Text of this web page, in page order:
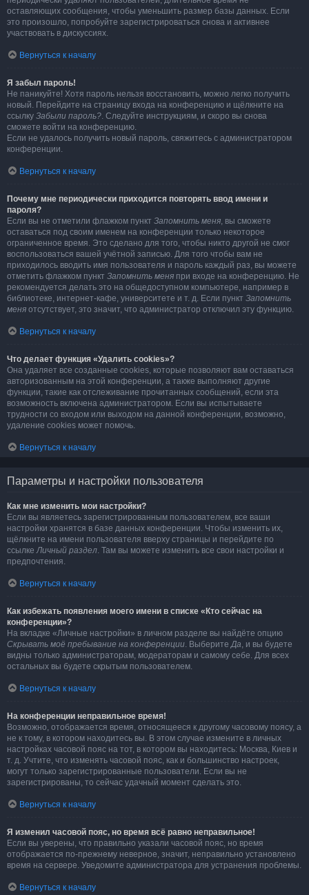
оставляющих сообщения, чтобы уменьшить размер базы данных. Если
это произошло, попробуйте зарегистрироваться снова и активнее
участвовать в дискуссиях.
Вернуться к началу
Я забыл пароль!
Не паникуйте! Хотя пароль нельзя восстановить, можно легко получить
новый. Перейдите на страницу входа на конференцию и щёлкните на
ссылку Забыли пароль?. Следуйте инструкциям, и скоро вы снова
сможете войти на конференцию.
Если не удалось получить новый пароль, свяжитесь с администратором
конференции.
Вернуться к началу
Почему мне периодически приходится повторять ввод имени и
пароля?
Если вы не отметили флажком пункт Запомнить меня, вы сможете
оставаться под своим именем на конференции только некоторое
ограниченное время. Это сделано для того, чтобы никто другой не смог
воспользоваться вашей учётной записью. Для того чтобы вам не
приходилось вводить имя пользователя и пароль каждый раз, вы можете
отметить флажком пункт Запомнить меня при входе на конференцию. Не
рекомендуется делать это на общедоступном компьютере, например в
библиотеке, интернет-кафе, университете и т. д. Если пункт Запомнить
меня отсутствует, это значит, что администратор отключил эту функцию.
Вернуться к началу
Что делает функция «Удалить cookies»?
Она удаляет все созданные cookies, которые позволяют вам оставаться
авторизованным на этой конференции, а также выполняют другие
функции, такие как отслеживание прочитанных сообщений, если эта
возможность включена администратором. Если вы испытываете
трудности со входом или выходом на данной конференции, возможно,
удаление cookies может помочь.
Вернуться к началу
Параметры и настройки пользователя
Как мне изменить мои настройки?
Если вы являетесь зарегистрированным пользователем, все ваши
настройки хранятся в базе данных конференции. Чтобы изменить их,
щёлкните на имени пользователя вверху страницы и перейдите по
ссылкеЛичный раздел. Там вы можете изменить все свои настройки и
предпочтения.
Вернуться к началу
Как избежать появления моего имени в списке «Кто сейчас на
конференции»?
На вкладке «Личные настройки» в личном разделе вы найдёте опцию
Скрывать моё пребывание на конференции. ВыберитеДа, и вы будете
видны только администраторам, модераторам и самому себе. Для всех
остальных вы будете скрытым пользователем.
Вернуться к началу
На конференции неправильное время!
Возможно, отображается время, относящееся к другому часовому поясу, а
не к тому, в котором находитесь вы. В этом случае измените в личных
настройках часовой пояс на тот, в котором вы находитесь: Москва, Киев и
т. д. Учтите, что изменять часовой пояс, как и большинство настроек,
могут только зарегистрированные пользователи. Если вы не
зарегистрированы, то сейчас удачный момент сделать это.
Вернуться к началу
Я изменил часовой пояс, но время всё равно неправильное!
Если вы уверены, что правильно указали часовой пояс, но время
отображается по-прежнему неверное, значит, неправильно установлено
время на сервере. Уведомите администратора для устранения проблемы.
Вернуться к началу